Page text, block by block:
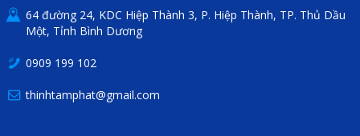
64 đường 24, KDC Hiệp Thành 3, P. Hiệp Thành, TP. Thủ Dầu
Một, Tỉnh Bình Dương
0909 199 102
thinhtamphat@gmail.com